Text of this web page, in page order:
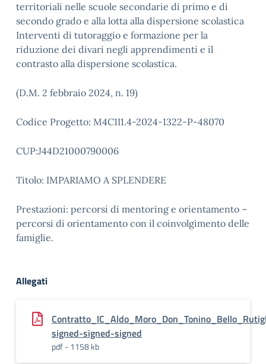
territoriali nelle scuole secondarie di primo e di
secondo grado e alla lotta alla dispersione scolastica
Interventi di tutoraggio e formazione per la
riduzione dei divari negli apprendimenti e il
contrasto alla dispersione scolastica.
(D.M. 2 febbraio 2024, n. 19)
Codice Progetto: M4C1I1.4-2024-1322-P-48070
CUP:J44D21000790006
Titolo: IMPARIAMO A SPLENDERE
Prestazioni: percorsi di mentoring e orientamento –
percorsi di orientamento con il coinvolgimento delle
famiglie.
Allegati
signed-signed-signed
pdf - 1158 kb